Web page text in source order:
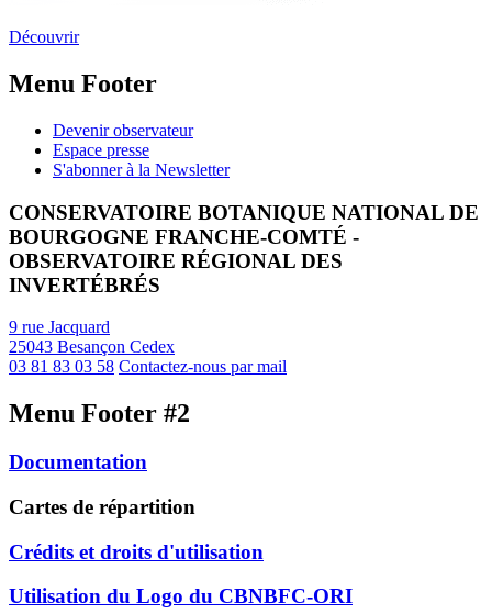
Découvrir
Menu Footer
Devenir observateur
Espace presse
S'abonner à la Newsletter
CONSERVATOIRE BOTANIQUE NATIONAL DE
BOURGOGNE FRANCHE-COMTÉ -
OBSERVATOIRE RÉGIONAL DES
INVERTÉBRÉS
9 rue Jacquard
25043 Besançon Cedex
03 81 83 03 58 Contactez-nous par mail
Menu Footer #2
Documentation
Cartes de répartition
Crédits et droits d'utilisation
Utilisation du Logo du CBNBFC-ORI